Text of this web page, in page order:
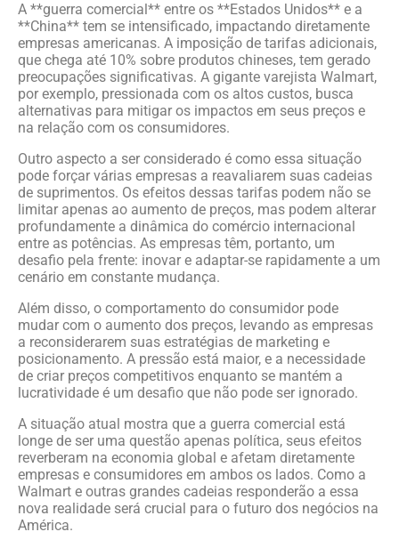
A **guerra comercial** entre os **Estados Unidos** e a
**China** tem se intensificado, impactando diretamente
empresas americanas. A imposição de tarifas adicionais,
que chega até 10% sobre produtos chineses, tem gerado
preocupações significativas. A gigante varejista Walmart,
por exemplo, pressionada com os altos custos, busca
alternativas para mitigar os impactos em seus preços e
na relação com os consumidores.
Outro aspecto a ser considerado é como essa situação
pode forçar várias empresas a reavaliarem suas cadeias
de suprimentos. Os efeitos dessas tarifas podem não se
limitar apenas ao aumento de preços, mas podem alterar
profundamente a dinâmica do comércio internacional
entre as potências. As empresas têm, portanto, um
desafio pela frente: inovar e adaptar-se rapidamente a um
cenário em constante mudança.
Além disso, o comportamento do consumidor pode
mudar com o aumento dos preços, levando as empresas
a reconsiderarem suas estratégias de marketing e
posicionamento. A pressão está maior, e a necessidade
de criar preços competitivos enquanto se mantém a
lucratividade é um desafio que não pode ser ignorado.
A situação atual mostra que a guerra comercial está
longe de ser uma questão apenas política, seus efeitos
reverberam na economia global e afetam diretamente
empresas e consumidores em ambos os lados. Como a
Walmart e outras grandes cadeias responderão a essa
nova realidade será crucial para o futuro dos negócios na
América.